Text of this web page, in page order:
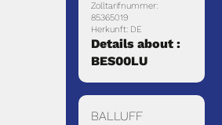
Zolltarifnummer:
85365019
Herkunft: DE
Details about :
BES00LU
BALLUFF